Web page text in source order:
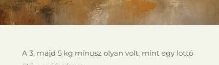
A 3, majd 5 kg mínusz olyan volt, mint egy lottó